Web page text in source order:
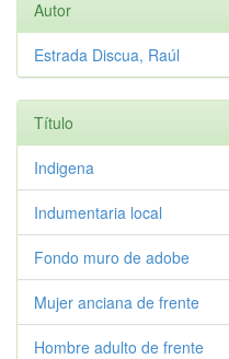
Autor
Estrada Discua, Raúl
Título
Indigena
Indumentaria local
Fondo muro de adobe
Mujer anciana de frente
Hombre adulto de frente